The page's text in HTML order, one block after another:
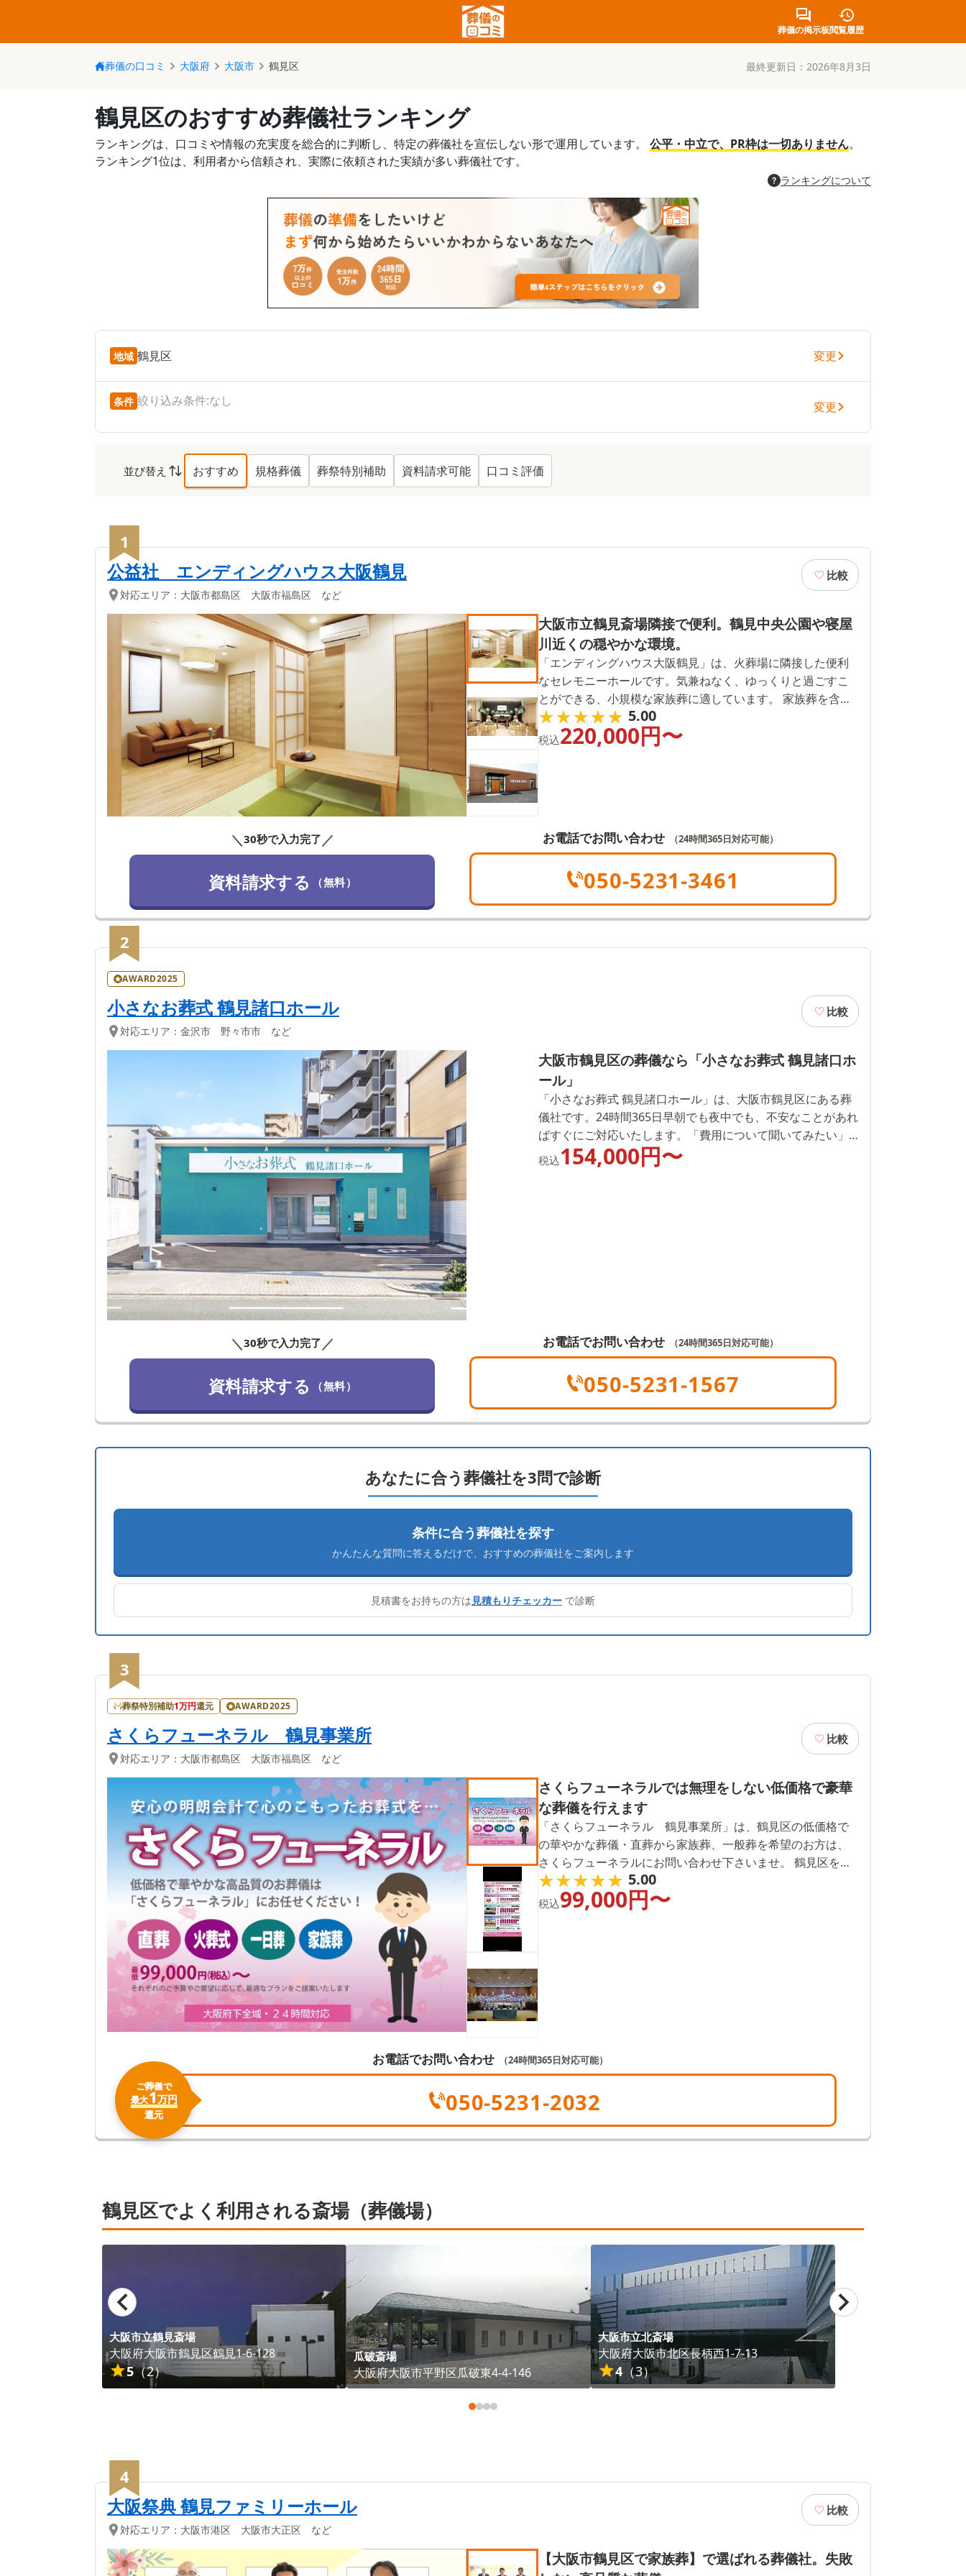
葬儀の掲示板閲覧履歴
葬儀の口コミ 大阪府 大阪市 鶴見区 最終更新日： 2026年8月3日
鶴見区のおすすめ葬儀社ランキング
ランキングは、口コミや情報の充実度を総合的に判断し、特定の葬儀社を宣伝しない形で運用しています。 公平・中立で、PR枠は一切ありません。
ランキング1位は、利用者から信頼され、実際に依頼された実績が多い葬儀社です。
ランキングについて
地域 鶴見区 変更
条件 絞り込み条件:なし 変更
並び替え おすすめ 規格葬儀 葬祭特別補助 資料請求可能 口コミ評価
鶴見区
1
公益社 エンディングハウス大阪鶴見
対応エリア： 大阪市都島区 大阪市福島区 など
比較
大阪市立鶴見斎場隣接で便利。鶴見中央公園や寝屋
川近くの穏やかな環境。
「エンディングハウス大阪鶴見」は、火葬場に隣接した便利
なセレモニーホールです。気兼ねなく、ゆっくりと過ごすこ
とができる、小規模な家族葬に適しています。 家族葬を含む
葬儀の施行実績がトップクラスの公益社が、皆さまの大切な
時を親身になってお手伝いさせていただきます。
★★★★★
★★★★★ 5.00
税込220,000円〜
＼ 30秒で入力完了 ／
資料請求する （無料）
お電話でお問い合わせ （24時間365日対応可能）
050-5231-3461
2
AWARD2025
小さなお葬式 鶴見諸口ホール
対応エリア： 金沢市 野々市市 など
比較
大阪市鶴見区の葬儀なら「小さなお葬式 鶴見諸口ホ
ール」
「小さなお葬式 鶴見諸口ホール」は、大阪市鶴見区にある葬
儀社です。24時間365日早朝でも夜中でも、不安なことがあれ
ばすぐにご対応いたします。「費用について聞いてみたい」
「大津市の葬儀事情を知りたい」どんなことでも「小さなお
葬式 鶴見諸口ホール」にお聞きください。
税込154,000円〜
＼30秒で入力完了 ／
資料請求する （無料）
お電話でお問い合わせ （24時間365日対応可能）
050-5231-1567
あなたに合う葬儀社を3問で診断
条件に合う葬儀社を探す
かんたんな質問に答えるだけで、 おすすめの葬儀社をご案内します
見積書をお持ちの方は見積もりチェッカー で診断
3
葬祭特別補助1万円還元 AWARD2025
さくらフューネラル 鶴見事業所
対応エリア： 大阪市都島区 大阪市福島区 など
比較
さくらフューネラルでは無理をしない低価格で豪華
な葬儀を行えます
「さくらフューネラル 鶴見事業所」は、鶴見区の低価格で
の華やかな葬儀・直葬から家族葬、一般葬を希望のお方は、
さくらフューネラルにお問い合わせ下さいませ。 鶴見区を中
心に大阪府以下全域で低価格の華やかな葬儀・家族葬を提供
しています。大阪市立鶴見斎場を中心に市民の方が低価格で
★★★★★
★★★★★ 5.00
税込99,000円〜
お電話でお問い合わせ （24時間365日対応可能）
ご葬儀で
最大1万円
還元 050-5231-2032
鶴見区でよく利用される斎場（葬儀場）
大阪市立鶴見斎場
大阪府大阪市鶴見区鶴見1-6-128
5（2）
瓜破斎場
大阪府大阪市平野区瓜破東4-4-146
大阪市立北斎場
大阪府大阪市北区長柄西1-7-13
4 （3）
4
大阪祭典 鶴見ファミリーホール
対応エリア： 大阪市港区 大阪市大正区 など
比較
【大阪市鶴見区で家族葬】で選ばれる葬儀社。失敗